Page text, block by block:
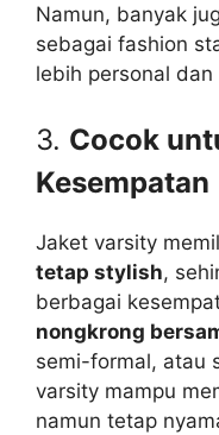
Namun, banyak
sebagai fashion
lebih personal dan
3. Cocok
Kesempatan
Jaket varsity
tetap stylish,
berbagai
nongkrong
semi-formal, atau
varsity mampu
namun tetap